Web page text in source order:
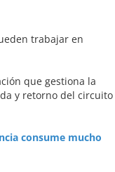
trabajar en
que gestiona la
y retorno del circuito
consume mucho